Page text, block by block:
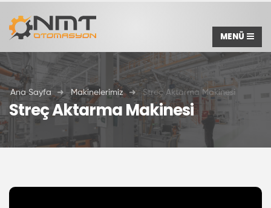
Ana Sayfa Makinelerimiz Streç Aktarma Makinesi
Streç Aktarma Makinesi